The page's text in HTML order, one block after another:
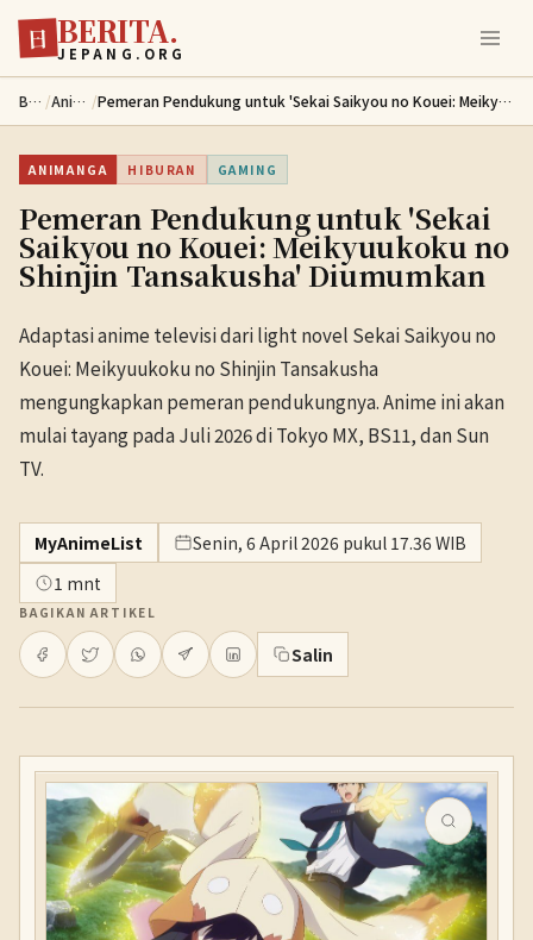
Lewati ke konten utama
日 BERITA.
JEPANG.ORG
Berita / Animanga / Pemeran Pendukung untuk 'Sekai Saikyou no Kouei: Meikyuukoku no Shinjin Tansakusha' Diumumkan
ANIMANGA HIBURAN GAMING
Pemeran Pendukung untuk 'Sekai
Saikyou no Kouei: Meikyuukoku no
Shinjin Tansakusha' Diumumkan
Adaptasi anime televisi dari light novel Sekai Saikyou no
Kouei: Meikyuukoku no Shinjin Tansakusha
mengungkapkan pemeran pendukungnya. Anime ini akan
mulai tayang pada Juli 2026 di Tokyo MX, BS11, dan Sun
TV.
MyAnimeList
Senin, 6 April 2026 pukul 17.36 WIB
1 mnt
BAGIKAN ARTIKEL
Salin